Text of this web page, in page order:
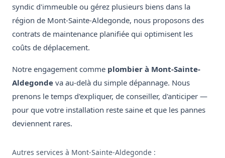
syndic d'immeuble ou gérez plusieurs biens dans la
région de Mont-Sainte-Aldegonde, nous proposons des
contrats de maintenance planifiée qui optimisent les
coûts de déplacement.
Notre engagement comme plombier à Mont-Sainte-
Aldegonde va au-delà du simple dépannage. Nous
prenons le temps d'expliquer, de conseiller, d'anticiper —
pour que votre installation reste saine et que les pannes
deviennent rares.
Autres services à Mont-Sainte-Aldegonde :